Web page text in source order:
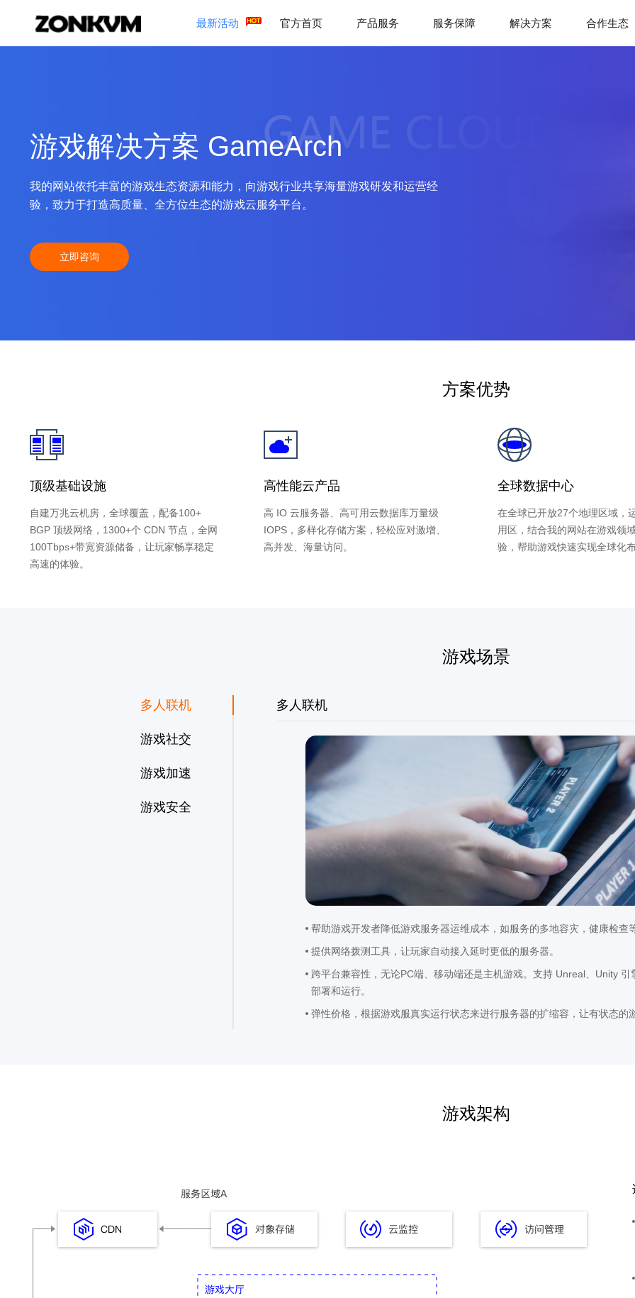
最新活动 官方首页 产品服务 服务保障 解决方案 合作生态
游戏解决方案 GameArch
我的网站依托丰富的游戏生态资源和能力，向游戏行业共享海量游戏研发和运营经
验，致力于打造高质量、全方位生态的游戏云服务平台。
立即咨询
方案优势
顶级基础设施
自建万兆云机房，全球覆盖，配备100+
BGP 顶级网络，1300+个 CDN 节点，全网
100Tbps+带宽资源储备，让玩家畅享稳定
高速的体验。
高性能云产品
高 IO 云服务器、高可用云数据库万量级
IOPS，多样化存储方案，轻松应对激增、
高并发、海量访问。
全球数据中心
在全球已开放27个地理区域，
用区，结合我的网站在游戏领
验，帮助游戏快速实现全球化
游戏场景
多人联机
游戏社交
游戏加速
游戏安全
多人联机
帮助游戏开发者降低游戏服务器运维成本，如服务的多地容灾，健康检查
提供网络拨测工具，让玩家自动接入延时更低的服务器。
跨平台兼容性，无论PC端、移动端还是主机游戏。支持 Unreal、Unity
部署和运行。
弹性价格，根据游戏服真实运行状态来进行服务器的扩缩容，让有状态的
游戏架构